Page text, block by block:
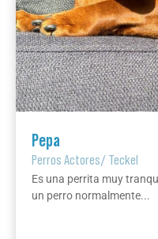
Pepa
Perros Actores/ Teckel
Es una perrita muy
un perro normalmente...